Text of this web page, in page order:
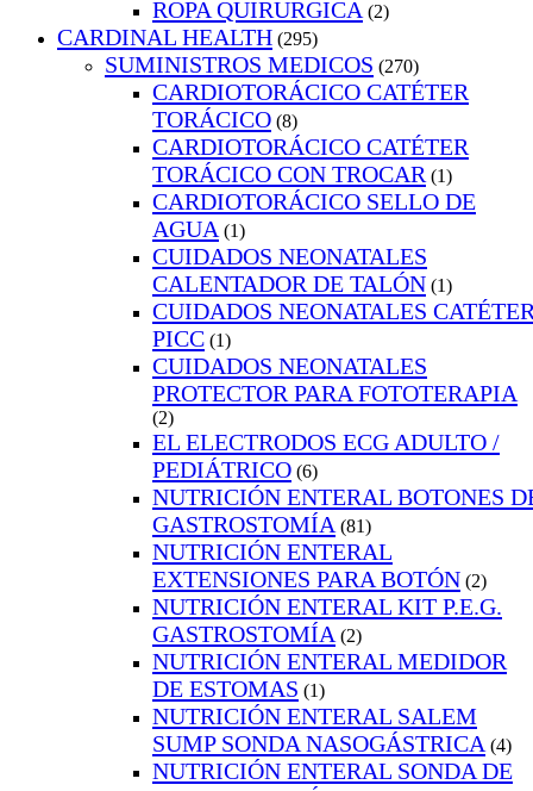
ROPA QUIRURGICA (2)
CARDINAL HEALTH (295)
SUMINISTROS MEDICOS (270)
CARDIOTORÁCICO CATÉTER
TORÁCICO (8)
CARDIOTORÁCICO CATÉTER
TORÁCICO CON TROCAR (1)
CARDIOTORÁCICO SELLO DE
AGUA (1)
CUIDADOS NEONATALES
CALENTADOR DE TALÓN (1)
CUIDADOS NEONATALES
PICC (1)
CUIDADOS NEONATALES
PROTECTOR PARA FOTOTERAPIA
(2)
EL ELECTRODOS ECG ADULTO /
PEDIÁTRICO (6)
NUTRICIÓN ENTERAL BOTONES
GASTROSTOMÍA (81)
NUTRICIÓN ENTERAL
EXTENSIONES PARA BOTÓN (2)
NUTRICIÓN ENTERAL KIT P.E.G.
GASTROSTOMÍA (2)
NUTRICIÓN ENTERAL MEDIDOR
DE ESTOMAS (1)
NUTRICIÓN ENTERAL SALEM
SUMP SONDA NASOGÁSTRICA (4)
NUTRICIÓN ENTERAL SONDA DE